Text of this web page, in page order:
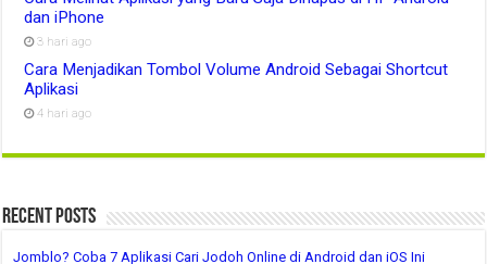
dan iPhone
3 hari ago
Cara Menjadikan Tombol Volume Android Sebagai Shortcut
Aplikasi
4 hari ago
Recent Posts
Jomblo? Coba 7 Aplikasi Cari Jodoh Online di Android dan iOS Ini